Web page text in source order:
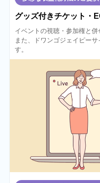
グッズ付きチケット・
イベントの視聴・参加権と併
また、ドワンゴジェイピー
す。